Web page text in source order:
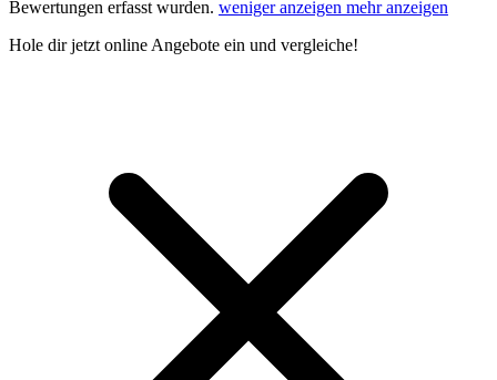
Bewertungen erfasst wurden. weniger anzeigen mehr anzeigen
Hole dirjetzt online Angebote ein und vergleiche!